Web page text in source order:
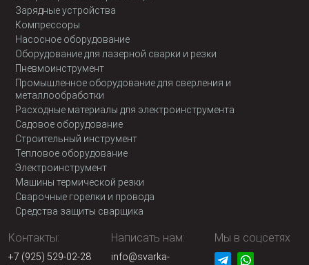
Зарядные устройства
Компрессоры
Насосное оборудование
Оборудование для лазерной сварки и резки
Пневмоинструмент
Промышленное оборудование для сверления и
металлообработки
Расходные материалы для электроинструмента
Садовое оборудование
Строительный инструмент
Тепловое оборудование
Электроинструмент
Машины термической резки
Сварочные горелки и провода
Средства защиты сварщика
Контакты:
+7 (925) 529-02-28
Написать нам:
info@svarka-
Мы в соцсетях